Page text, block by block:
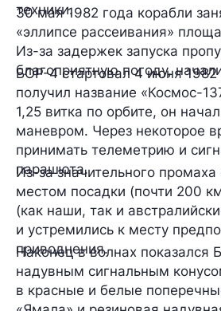
техники.
30 мая 1982 года корабли
«эллипсе рассеивания»
Из-за задержек запуска
благоприятную погоду,
БОР-4 стартовал 4 июня 1982
получил название «Космос-
1,25 витка по орбите, он
маневром. Через некоторое
принимать телеметрию и
парашюта.
Из-за значительного
местом посадки (почти 200
(как наши, так и
и устремились к месту
приводнения.
Наконец в волнах показался
надувным сигнальным
в красные и белые